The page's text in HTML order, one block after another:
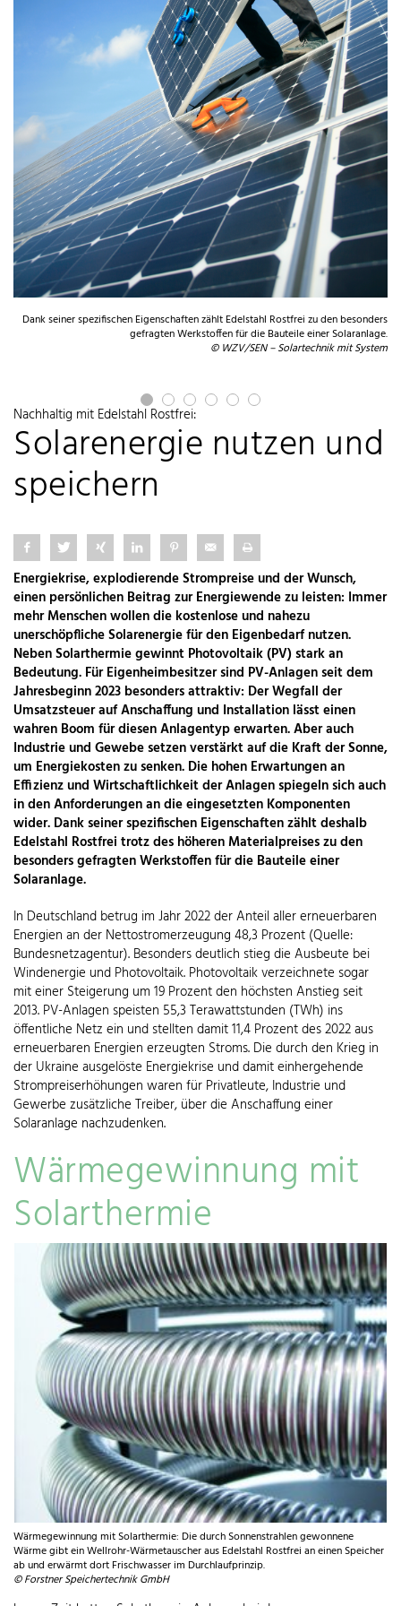
Dank seiner spezifischen Eigenschaften zählt Edelstahl Rostfrei zu den besonders
gefragten Werkstoffen für die Bauteile einer Solaranlage.
© WZV/SEN – Solartechnik mit System
Nachhaltig mit Edelstahl Rostfrei:
Solarenergie nutzen und
speichern
Energiekrise, explodierende Strompreise und der Wunsch,
einen persönlichen Beitrag zur Energiewende zu leisten: Immer
mehr Menschen wollen die kostenlose und nahezu
unerschöpfliche Solarenergie für den Eigenbedarf nutzen.
Neben Solarthermie gewinnt Photovoltaik (PV) stark an
Bedeutung. Für Eigenheimbesitzer sind PV-Anlagen seit dem
Jahresbeginn 2023 besonders attraktiv: Der Wegfall der
Umsatzsteuer auf Anschaffung und Installation lässt einen
wahren Boom für diesen Anlagentyp erwarten. Aber auch
Industrie und Gewebe setzen verstärkt auf die Kraft der Sonne,
um Energiekosten zu senken. Die hohen Erwartungen an
Effizienz und Wirtschaftlichkeit der Anlagen spiegeln sich auch
in den Anforderungen an die eingesetzten Komponenten
wider. Dank seiner spezifischen Eigenschaften zählt deshalb
Edelstahl Rostfrei trotz des höheren Materialpreises zu den
besonders gefragten Werkstoffen für die Bauteile einer
Solaranlage.
In Deutschland betrug im Jahr 2022 der Anteil aller erneuerbaren
Energien an der Nettostromerzeugung 48,3 Prozent (Quelle:
Bundesnetzagentur). Besonders deutlich stieg die Ausbeute bei
Windenergie und Photovoltaik. Photovoltaik verzeichnete sogar
mit einer Steigerung um 19 Prozent den höchsten Anstieg seit
2013. PV-Anlagen speisten 55,3 Terawattstunden (TWh) ins
öffentliche Netz ein und stellten damit 11,4 Prozent des 2022 aus
erneuerbaren Energien erzeugten Stroms. Die durch den Krieg in
der Ukraine ausgelöste Energiekrise und damit einhergehende
Strompreiserhöhungen waren für Privatleute, Industrie und
Gewerbe zusätzliche Treiber, über die Anschaffung einer
Solaranlage nachzudenken.
Wärmegewinnung mit
Solarthermie
Wärmegewinnung mit Solarthermie: Die durch Sonnenstrahlen gewonnene
Wärme gibt ein Wellrohr-Wärmetauscher aus Edelstahl Rostfrei an einen Speicher
ab und erwärmt dort Frischwasser im Durchlaufprinzip.
© Forstner Speichertechnik GmbH